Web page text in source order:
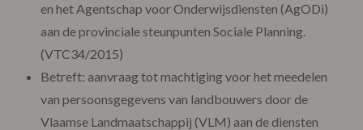
en het Agentschap voor Onderwijsdiensten (AgODi)
aan de provinciale steunpunten Sociale Planning.
(VTC34/2015)
Betreft: aanvraag tot machtiging voor het meedelen
van persoonsgegevens van landbouwers door de
Vlaamse Landmaatschappij (VLM) aan de diensten